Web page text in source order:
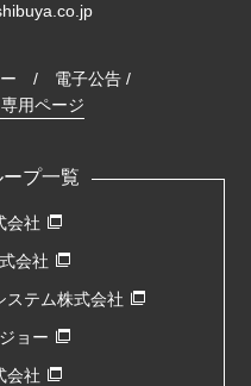
/ 電子公告 /
用ページ
プ一覧
会社
会社
ステム株式会社
ョー
会社